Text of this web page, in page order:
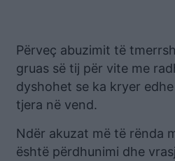
Përveç abuzimit të
gruas së tij për vite me
dyshohet se ka kryer
tjera në vend.
Ndër akuzat më të rënda
është përdhunimi dhe